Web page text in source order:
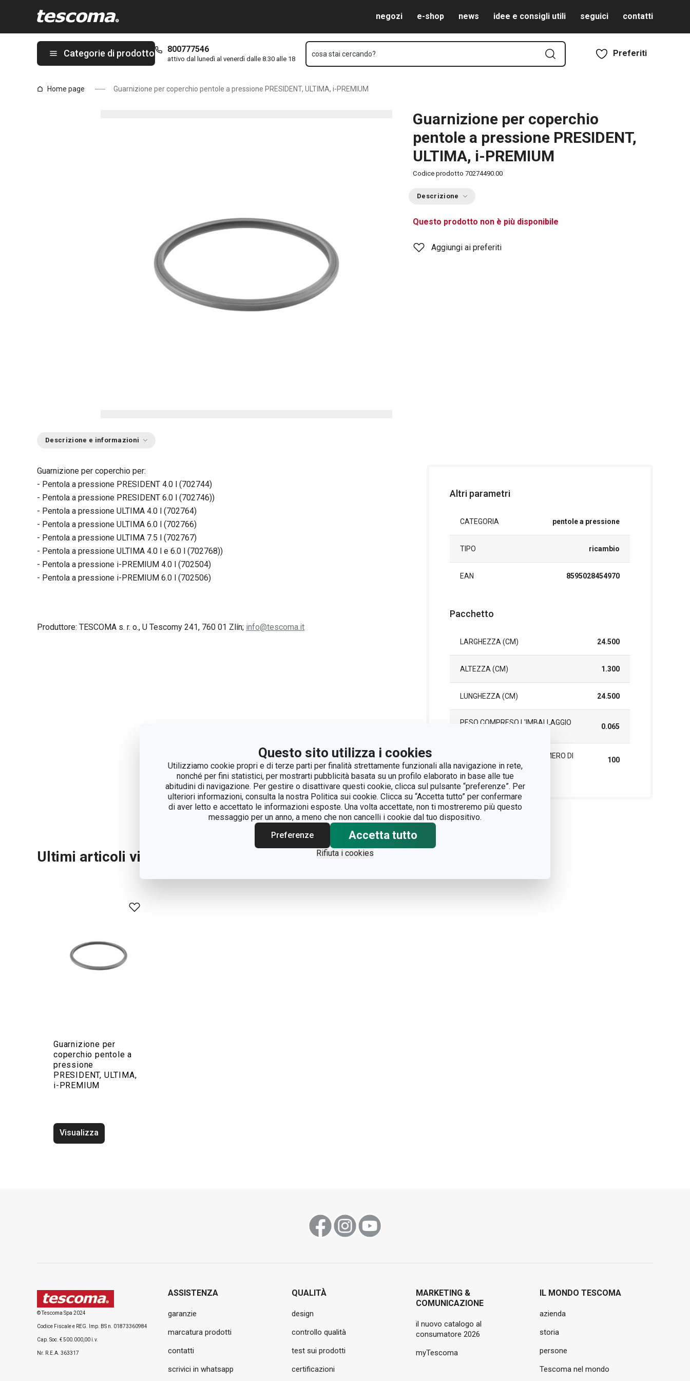
Questo sito utilizza i cookies
Utilizziamo cookie propri e di terze parti per finalità strettamente funzionali alla navigazione in rete,
nonché per fini statistici, per mostrarti pubblicità basata su un profilo elaborato in base alle tue
abitudini di navigazione. Per gestire o disattivare questi cookie, clicca sul pulsante “preferenze”. Per
ulteriori informazioni, consulta la nostra Politica sui cookie. Clicca su “Accetta tutto” per confermare
di aver letto e accettato le informazioni esposte. Una volta accettate, non ti mostreremo più questo
messaggio per un anno, a meno che non cancelli i cookie dal tuo dispositivo.
Preferenze
Accetta tutto
Rifiuta i cookies
negozi e-shop news idee e consigli utili seguici contatti
Categorie di prodotto 800777546
attivo dal lunedì al venerdì dalle 8.30 alle 18
cosa stai cercando? Preferiti
Home page Guarnizione per coperchio pentole a pressione PRESIDENT, ULTIMA, i-PREMIUM
Guarnizione per coperchio
pentole a pressione PRESIDENT,
ULTIMA, i-PREMIUM
Codice prodotto 70274490.00
Descrizione
Questo prodotto non è più disponibile
Aggiungi ai preferiti
Descrizione e informazioni
Guarnizione per coperchio per:
- Pentola a pressione PRESIDENT 4.0 l (702744)
- Pentola a pressione PRESIDENT 6.0 l (702746))
- Pentola a pressione ULTIMA 4.0 l (702764)
- Pentola a pressione ULTIMA 6.0 l (702766)
- Pentola a pressione ULTIMA 7.5 l (702767)
- Pentola a pressione ULTIMA 4.0 l e 6.0 l (702768))
- Pentola a pressione i-PREMIUM 4.0 l (702504)
- Pentola a pressione i-PREMIUM 6.0 l (702506)
Produttore: TESCOMA s. r. o., U Tescomy 241, 760 01 Zlín; info@tescoma.it
Altri parametri
CATEGORIA pentole a pressione
TIPO ricambio
EAN 8595028454970
Pacchetto
LARGHEZZA (CM) 24.500
ALTEZZA (CM) 1.300
LUNGHEZZA (CM) 24.500
PESO COMPRESO L'IMBALLAGGIO
0.065
SCATOLA PRINCIPALE (NUMERO DI
PEZZI)
100
Ultimi articoli visualizzati
Guarnizione per
coperchio pentole a
pressione
PRESIDENT, ULTIMA,
i-PREMIUM
Visualizza
© Tescoma Spa 2024
Codice Fiscale e REG. Imp. BS n. 01873360984
Cap. Soc. € 500.000,00 i.v.
Nr. R.E.A. 363317
ASSISTENZA
garanzie
marcatura prodotti
contatti
scrivici in whatsapp
QUALITÀ
design
controllo qualità
test sui prodotti
certificazioni
MARKETING &
COMUNICAZIONE
il nuovo catalogo al
consumatore 2026
myTescoma
IL MONDO TESCOMA
azienda
storia
persone
Tescoma nel mondo